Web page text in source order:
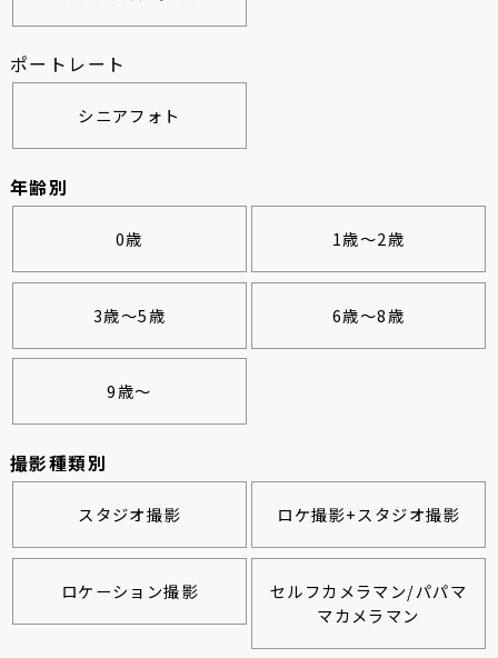
ポートレート
シニアフォト
年齢別
0歳 1歳～2歳
3歳～5歳 6歳～8歳
9歳～
撮影種類別
スタジオ撮影 ロケ撮影+スタジオ撮影
ロケーション撮影
セルフカメラマン/パパマ
マカメラマン